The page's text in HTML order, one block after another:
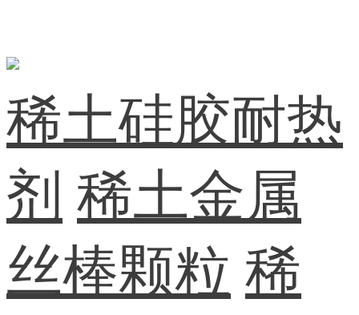
稀土硅胶耐热
剂 稀土金属
丝棒颗粒 稀